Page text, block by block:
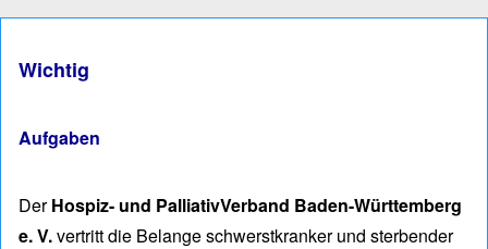
Wichtig
Aufgaben
DerHospiz- und PalliativVerband Baden-Württemberg
e. V.vertritt die Belan­ge schwerst­kranker und ster­ben­der